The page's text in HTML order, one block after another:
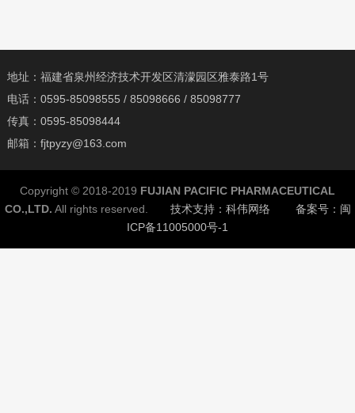
地址：福建省泉州经济技术开发区清濛园区雅泰路1号
电话： 0595-85098555 / 85098666 / 85098777
传真： 0595-85098444
邮箱：fjtpyzy@163.com
Copyright © 2018-2019 FUJIAN PACIFIC PHARMACEUTICAL
CO.,LTD. All rights reserved. 技术支持：科伟网络
备案号：闽
ICP备11005000号-1